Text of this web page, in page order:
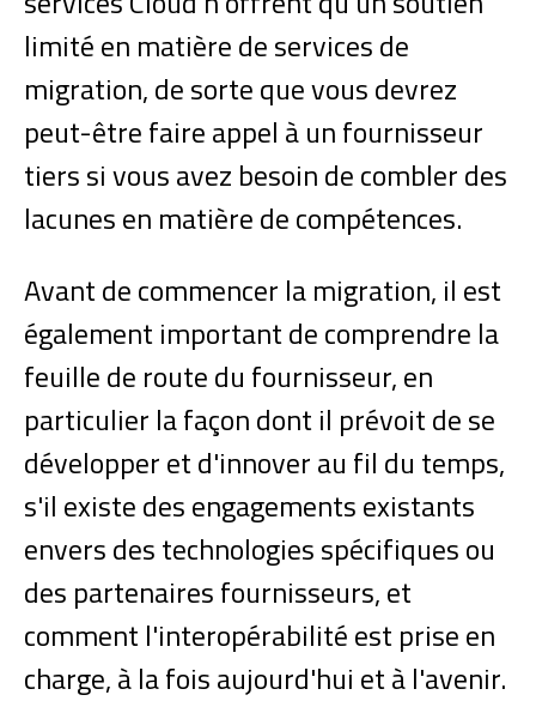
limité en matière de services de
migration, de sorte que vous devrez
peut-être faire appel à un fournisseur
tiers si vous avez besoin de combler des
lacunes en matière de compétences.
Avant de commencer la migration, il est
également important de comprendre la
feuille de route du fournisseur, en
particulier la façon dont il prévoit de se
développer et d'innover au fil du temps,
s'il existe des engagements existants
envers des technologies spécifiques ou
des partenaires fournisseurs, et
comment l'interopérabilité est prise en
charge, à la fois aujourd'hui et à l'avenir.